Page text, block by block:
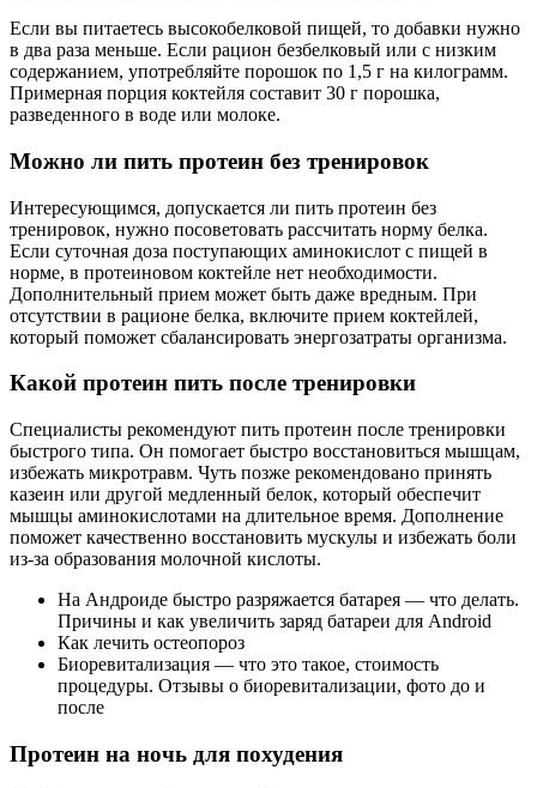
Если вы питаетесь высокобелковой пищей, то добавки нужно
в два раза меньше. Если рацион безбелковый или с низким
содержанием, употребляйте порошок по 1,5 г на килограмм.
Примерная порция коктейля составит 30 г порошка,
разведенного в воде или молоке.
Можно ли пить протеин без тренировок
Интересующимся, допускается ли пить протеин без
тренировок, нужно посоветовать рассчитать норму белка.
Если суточная доза поступающих аминокислот с пищей в
норме, в протеиновом коктейле нет необходимости.
Дополнительный прием может быть даже вредным. При
отсутствии в рационе белка, включите прием коктейлей,
который поможет сбалансировать энергозатраты организма.
Какой протеин пить после тренировки
Специалисты рекомендуют пить протеин после тренировки
быстрого типа. Он помогает быстро восстановиться мышцам,
избежать микротравм. Чуть позже рекомендовано принять
казеин или другой медленный белок, который обеспечит
мышцы аминокислотами на длительное время. Дополнение
поможет качественно восстановить мускулы и избежать боли
из-за образования молочной кислоты.
На Андроиде быстро разряжается батарея — что делать.
Причины и как увеличить заряд батареи для Android
Как лечить остеопороз
Биоревитализация — что это такое, стоимость
процедуры. Отзывы о биоревитализации, фото до и
после
Протеин на ночь для похудения